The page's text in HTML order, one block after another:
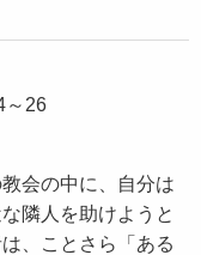
～26
会の中に、自分は
隣人を助けようと
、ことさら「ある